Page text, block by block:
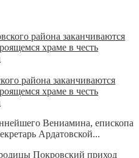
района заканчиваются
храме в честь
Вениамина, епископа
Ардатовской...